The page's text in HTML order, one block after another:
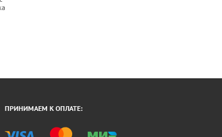
ПРИНИМАЕМ К ОПЛАТЕ: